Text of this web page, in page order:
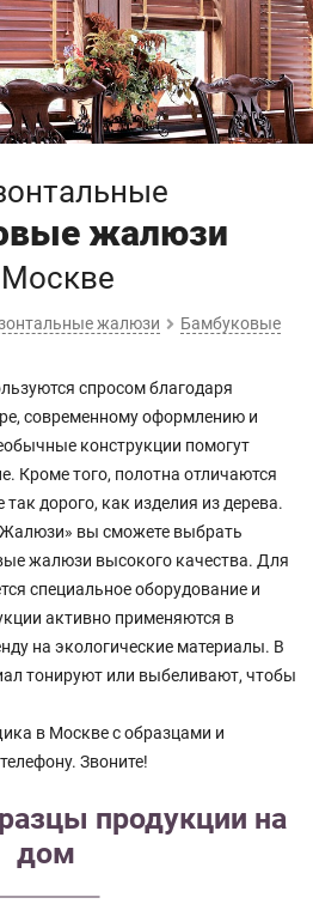
жалюзи
жалюзи Бамбуковые
спросом благодаря
современному оформлению и
конструкции помогут
Кроме того, полотна отличаются
дорого, как изделия из дерева.
вы сможете выбрать
жалюзи высокого качества. Для
специальное оборудование и
активно применяются в
на экологические материалы. В
тонируют или выбеливают, чтобы
в Москве с образцами и
Звоните!
продукции на
дом